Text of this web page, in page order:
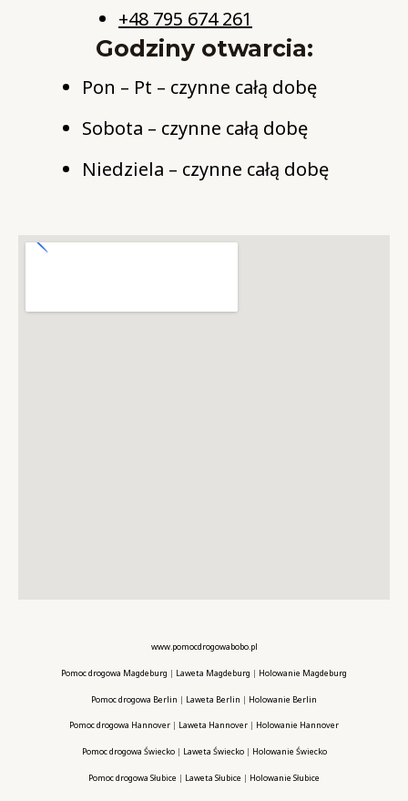
+48 795 674 261
Godziny otwarcia:
Pon – Pt – czynne całą dobę
Sobota – czynne całą dobę
Niedziela – czynne całą dobę
www.pomocdrogowabobo.pl
Pomoc drogowa Magdeburg | Laweta Magdeburg | Holowanie Magdeburg
Pomoc drogowa Berlin | Laweta Berlin | Holowanie Berlin
Pomoc drogowa Hannover | Laweta Hannover | Holowanie Hannover
Pomoc drogowa Świecko| Laweta Świecko| Holowanie Świecko
Pomoc drogowa Słubice | Laweta Słubice | Holowanie Słubice